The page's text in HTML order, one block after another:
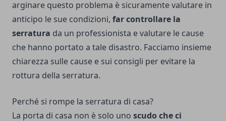
arginare questo problema è sicuramente valutare in
anticipo le sue condizioni, far controllare la
serratura da un professionista e valutare le cause
che hanno portato a tale disastro. Facciamo insieme
chiarezza sulle cause e sui consigli per evitare la
rottura della serratura.
Perché si rompe la serratura di casa?
La porta di casa non è solo uno scudo che ci